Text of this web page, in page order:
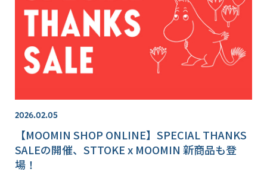
2026.02.05
【MOOMIN SHOP ONLINE】SPECIAL THANKS
SALEの開催、STTOKE x MOOMIN 新商品も登
場！